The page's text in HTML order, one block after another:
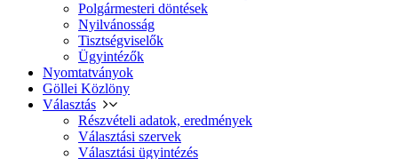
Polgármesteri döntések
Nyilvánosság
Tisztségviselők
Ügyintézők
Nyomtatványok
Göllei Közlöny
Választás
Részvételi adatok, eredmények
Választási szervek
Választási ügyintézés